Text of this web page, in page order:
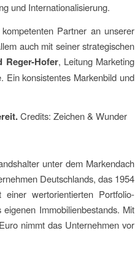
und Internationalisierung.
Partner an unserer
auch mit seiner strategischen
Reger-Hofer, Leitung Marketing
Ein konsistentes Markenbild und
Credits: Zeichen & Wunder
unter dem Markendach
Deutschlands, das 1954
wertorientierten Portfolio-
Immobilienbestands. Mit
nimmt das Unternehmen vor